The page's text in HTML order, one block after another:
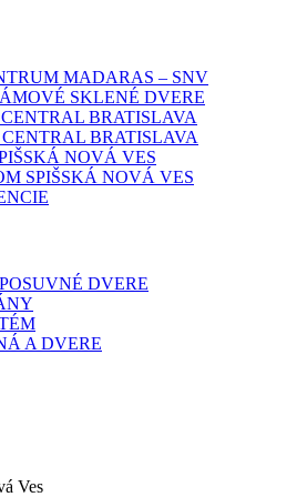
MADARAS – SNV
SKLENÉ DVERE
BRATISLAVA
BRATISLAVA
NOVÁ VES
SPIŠSKÁ NOVÁ VES
DVERE
A DVERE
Ves